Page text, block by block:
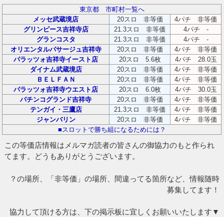
東京都 市町村一覧へ
メッセ武蔵境店
20スロ 非等価
4パチ 非等価
グリンピース吉祥寺店
21.3スロ 非等価
4パチ -
グランコスタ
21.3スロ 非等価
4パチ -
オリエンタルパサージュ吉祥寺
20スロ 非等価
4パチ 非等価
パラッツォ吉祥寺イースト店
20スロ 5.6枚
4パチ 28.0玉
ダイナム武蔵境店
20スロ 非等価
4パチ 非等価
ＢＥＬＦＡＮ
20スロ 非等価
4パチ 非等価
パラッツォ吉祥寺ウエスト店
20スロ 6.0枚
4パチ 30.0玉
パチンコグランド吉祥寺
20スロ 非等価
4パチ 非等価
テンガイ・三鷹店
21.3スロ 非等価
4パチ 非等価
ジャンバリン
20スロ 非等価
4パチ 非等価
■スロットで勝ち組になるためには？
この等価店情報はメルマガ読者の皆さんの御協力のもと作られ
てます。どうもありがとうございます。
？の場所、「非等価」の場所、間違ってる箇所など、情報随時
募集してます！
協力して頂ける方は、下の掲示板に宜しくお願いいたします▼